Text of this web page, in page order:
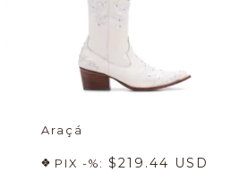
Araçá
PIX -%: $219.44 USD